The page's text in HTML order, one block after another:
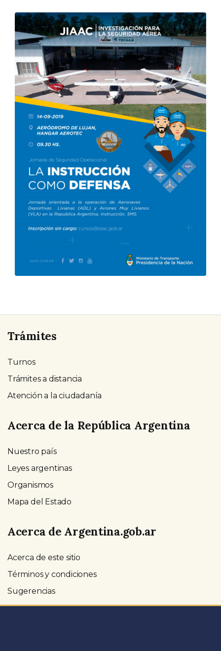
Trámites
Turnos
Trámites a distancia
Atención a la ciudadanía
Acerca de la República Argentina
Nuestro país
Leyes argentinas
Organismos
Mapa del Estado
Acerca de Argentina.gob.ar
Acerca de este sitio
Términos y condiciones
Sugerencias